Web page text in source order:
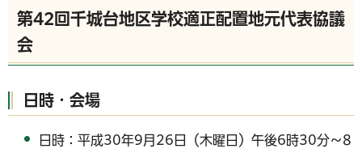
第42回千城台地区学校適正配置地元代表協議
会
日時・会場
日時：平成30年9月26日（木曜日）午後6時30分～8